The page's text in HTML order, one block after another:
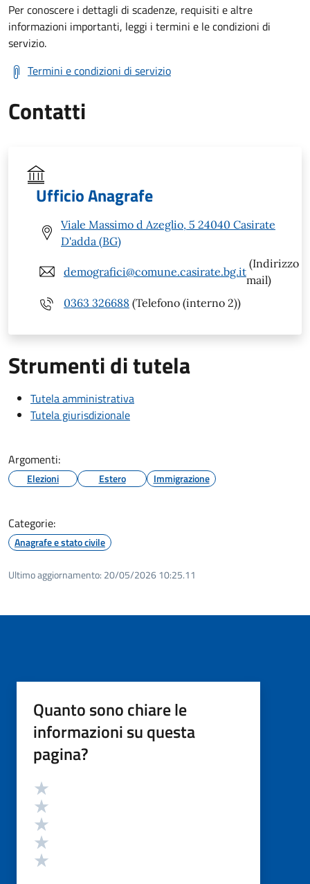
Per conoscere i dettagli di scadenze, requisiti e altre
informazioni importanti, leggi i termini e le condizioni di
servizio.
Termini e condizioni di servizio
Contatti
Ufficio Anagrafe
Viale Massimo d Azeglio, 5 24040 Casirate
D'adda (BG)
demografici@comune.casirate.bg.it
(Indirizzo
mail)
0363 326688 (Telefono (interno 2))
Strumenti di tutela
Tutela amministrativa
Tutela giurisdizionale
Argomenti:
Elezioni Estero Immigrazione
Categorie:
Anagrafe e stato civile
Ultimo aggiornamento: 20/05/2026 10:25.11
Quanto sono chiare le
informazioni su questa
pagina?
Valutazione